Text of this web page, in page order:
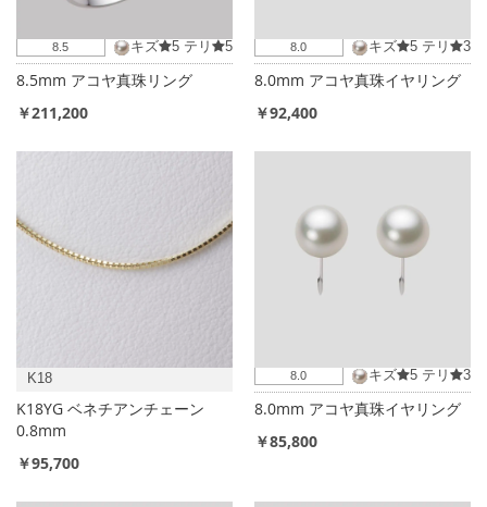
8.5 キズ 5 テリ 5
8.5mm アコヤ真珠リング
￥211,200
8.0 キズ 5 テリ 3
8.0mm アコヤ真珠イヤリング
￥92,400
K18
K18YG ベネチアンチェーン
0.8mm
￥95,700
8.0 キズ 5 テリ 3
8.0mm アコヤ真珠イヤリング
￥85,800